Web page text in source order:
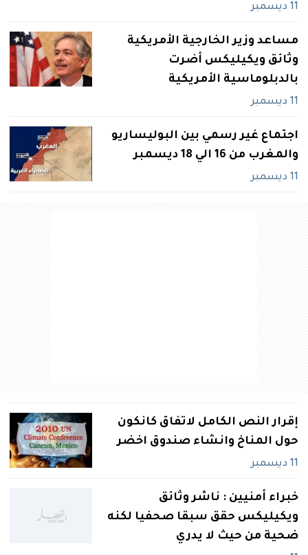
11 ديسمبر
مساعد وزير الخارجية الأمريكية
وثائق ويكيليكس أضرت
بالدبلوماسية الأمريكية
11 ديسمبر
اجتماع غير رسمي بين البوليساريو
والمغرب من 16 الي 18 ديسمبر
11 ديسمبر
إقرار النص الكامل لاتفاق كانكون
حول المناخ وانشاء صندوق اخضر
11 ديسمبر
خبراء أمنيين : ناشر وثائق
ويكيليكس حقق سبقا صحفيا لكنه
ضحية من حيث لا يدري